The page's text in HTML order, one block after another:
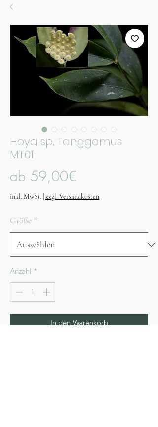
Hoya sp. Tanggamus
MT01
ab 59,00€
Preis
inkl. MwSt. zzgl. Versandkosten
Größe *
Anzahl *
In den Warenkorb